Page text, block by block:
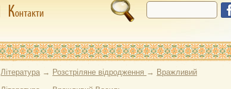
Контакти
Література → Розстріляне відродження → Вражливий